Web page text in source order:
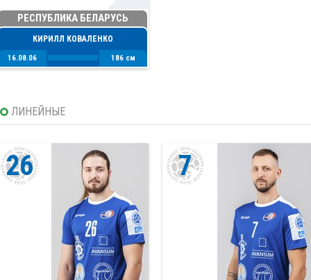
РЕСПУБЛИКА БЕЛАРУСЬ
КИРИЛЛ КОВАЛЕНКО
16.08.06 186 см
ЛИНЕЙНЫЕ
26 7